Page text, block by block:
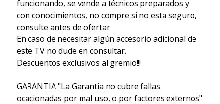
funcionando, se vende a técnicos preparados y
con conocimientos, no compre si no esta seguro,
consulte antes de ofertar
En caso de necesitar algún accesorio adicional de
este TV no dude en consultar.
Descuentos exclusivos al gremio!!!
GARANTIA "La Garantia no cubre fallas
ocacionadas por mal uso, o por factores externos"